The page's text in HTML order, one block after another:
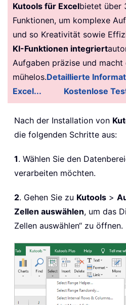
Kutools für Excelbietet über
Funktionen, um komplexe
und so Kreativität sowie
KI-Funktionen integriert
Aufgaben präzise und
mühelos.Detaillierte
Excel...
Kostenlose
Nach der Installation von
die folgenden Schritte aus:
1. Wählen Sie den
verarbeiten möchten.
2. Gehen Sie zu Kutools >
Zellen auswählen, um das
Zellen auswählen“ zu öffnen.